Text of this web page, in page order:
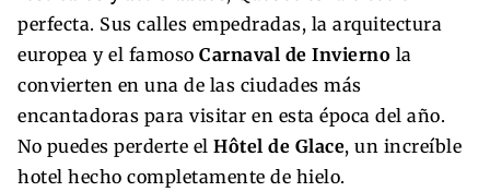
perfecta. Sus calles empedradas, la arquitectura
europea y el famoso Carnaval de Invierno la
convierten en una de las ciudades más
encantadoras para visitar en esta época del año.
No puedes perderte el Hôtel de Glace, un increíble
hotel hecho completamente de hielo.